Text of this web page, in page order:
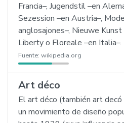
Francia–, Jugendstil –en
Sezession –en Austria–,
anglosajones–, Nieuwe
Liberty o Floreale –en Italia–.
Fuente: wikipedia.org
Art déco
El art déco (también art
un movimiento de diseño